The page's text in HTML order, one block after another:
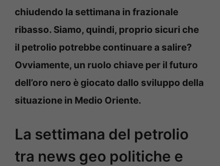
chiudendo la settimana in frazionale
ribasso. Siamo, quindi, proprio sicuri che
il petrolio potrebbe continuare a salire?
Ovviamente, un ruolo chiave per il futuro
dell’oro nero è giocato dallo sviluppo della
situazione in Medio Oriente.
La settimana del petrolio
tra news geo politiche e